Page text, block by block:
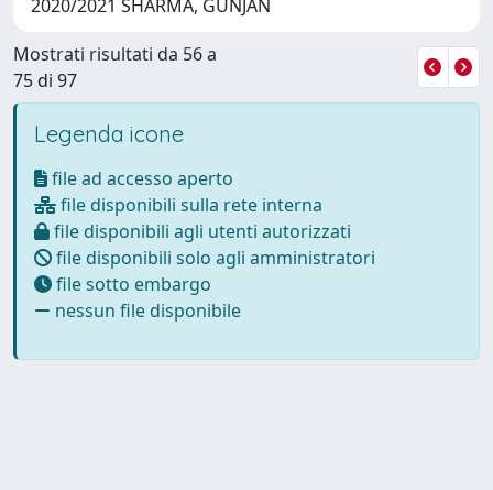
2020/2021 SHARMA, GUNJAN
Mostrati risultati da 56 a
75 di 97
Legenda icone
file ad accesso aperto
file disponibili sulla rete interna
file disponibili agli utenti autorizzati
file disponibili solo agli amministratori
file sotto embargo
nessun file disponibile